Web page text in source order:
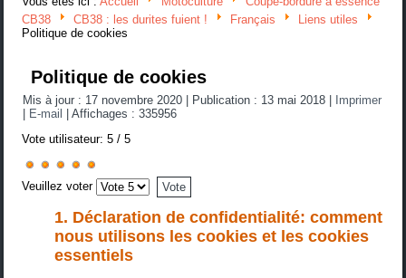
CB38
CB38 : les durites fuient ! Français
Liens utiles
Politique de cookies
Politique de cookies
Mis à jour : 17 novembre 2020 Publication : 13 mai 2018
Imprimer
E-mail |Affichages : 335956
Vote utilisateur:5 /5
Veuillez voter
1. Déclaration de confidentialité: comment
nous utilisons les cookies et les cookies
essentiels